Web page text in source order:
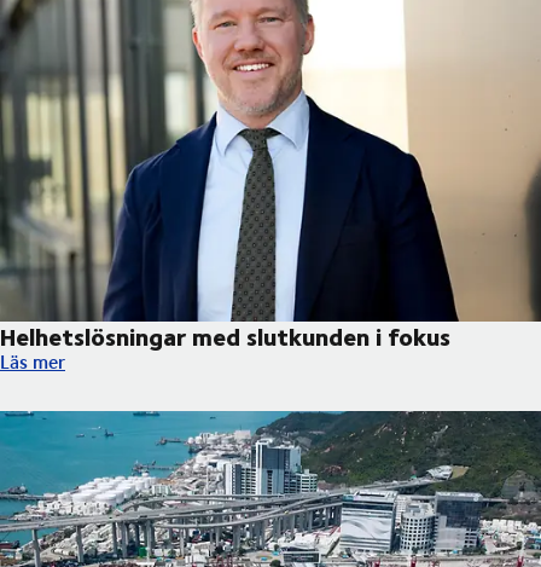
Helhetslösningar med slutkunden i fokus
Helhetslösningar med slutkunden i fokus
Läs mer